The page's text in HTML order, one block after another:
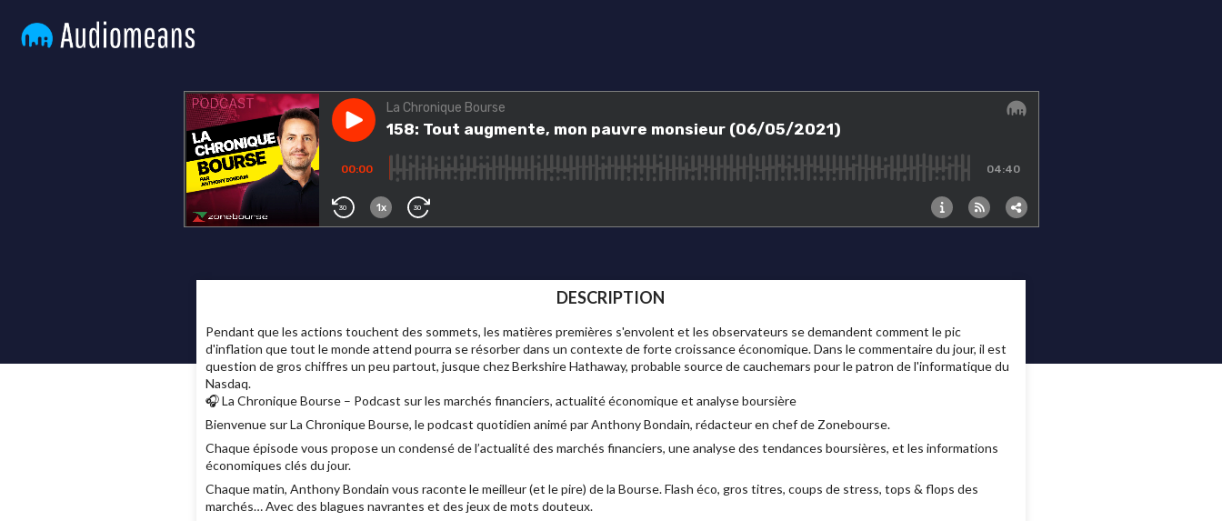
DESCRIPTION
Pendant que les actions touchent des sommets, les matières premières s'envolent et les observateurs se demandent comment le pic
d'inflation que tout le monde attend pourra se résorber dans un contexte de forte croissance économique. Dans le commentaire du jour, il est
question de gros chiffres un peu partout, jusque chez Berkshire Hathaway, probable source de cauchemars pour le patron de l'informatique du
Nasdaq.
🎧 La Chronique Bourse – Podcast sur les marchés financiers, actualité économique et analyse boursière
Bienvenue sur La Chronique Bourse, le podcast quotidien animé par Anthony Bondain, rédacteur en chef de Zonebourse.
Chaque épisode vous propose un condensé de l’actualité des marchés financiers, une analyse des tendances boursières, et les informations
économiques clés du jour.
Chaque matin, Anthony Bondain vous raconte le meilleur (et le pire) de la Bourse. Flash éco, gros titres, coups de stress, tops & flops des
marchés… Avec des blagues navrantes et des jeux de mots douteux.